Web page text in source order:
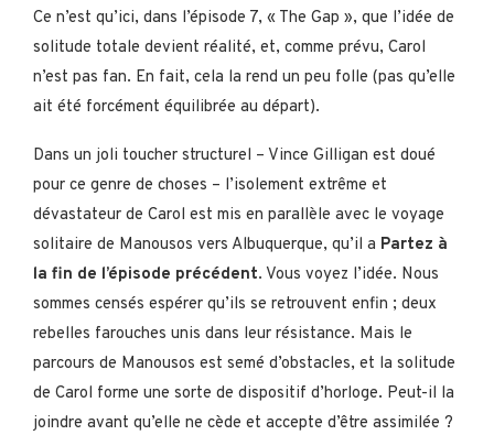
Ce n’est qu’ici, dans l’épisode 7, « The Gap », que l’idée de
solitude totale devient réalité, et, comme prévu, Carol
n’est pas fan. En fait, cela la rend un peu folle (pas qu’elle
ait été forcément équilibrée au départ).
Dans un joli toucher structurel – Vince Gilligan est doué
pour ce genre de choses – l’isolement extrême et
dévastateur de Carol est mis en parallèle avec le voyage
solitaire de Manousos vers Albuquerque, qu’il a Partez à
la fin de l’épisode précédent. Vous voyez l’idée. Nous
sommes censés espérer qu’ils se retrouvent enfin ; deux
rebelles farouches unis dans leur résistance. Mais le
parcours de Manousos est semé d’obstacles, et la solitude
de Carol forme une sorte de dispositif d’horloge. Peut-il la
joindre avant qu’elle ne cède et accepte d’être assimilée ?